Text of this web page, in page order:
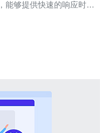
能够提供快速的响应时间
求，提升网站性能和用